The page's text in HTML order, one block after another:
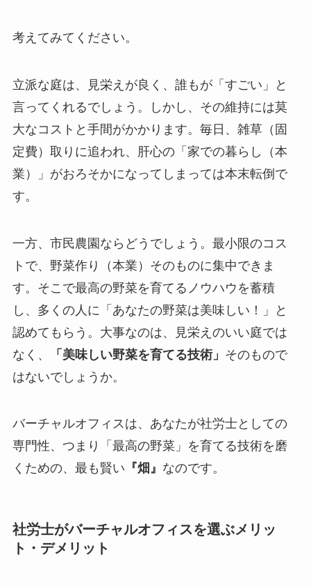
考えてみてください。
立派な庭は、見栄えが良く、誰もが「すごい」と
言ってくれるでしょう。しかし、その維持には莫
大なコストと手間がかかります。毎日、雑草（固
定費）取りに追われ、肝心の「家での暮らし（本
業）」がおろそかになってしまっては本末転倒で
す。
一方、市民農園ならどうでしょう。最小限のコス
トで、野菜作り（本業）そのものに集中できま
す。そこで最高の野菜を育てるノウハウを蓄積
し、多くの人に「あなたの野菜は美味しい！」と
認めてもらう。大事なのは、見栄えのいい庭では
なく、
「美味しい野菜を育てる技術」 そのもので
はないでしょうか。
バーチャルオフィスは、あなたが社労士としての
専門性、つまり「最高の野菜」を育てる技術を磨
くための、最も賢い 『畑』 なのです。
社労士がバーチャルオフィスを選ぶメリッ
ト・デメリット